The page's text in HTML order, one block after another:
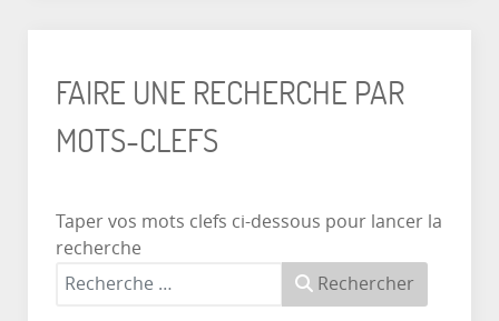
FAIRE UNE RECHERCHE PAR
MOTS-CLEFS
Taper vos mots clefs ci-dessous pour lancer la
recherche
Rechercher